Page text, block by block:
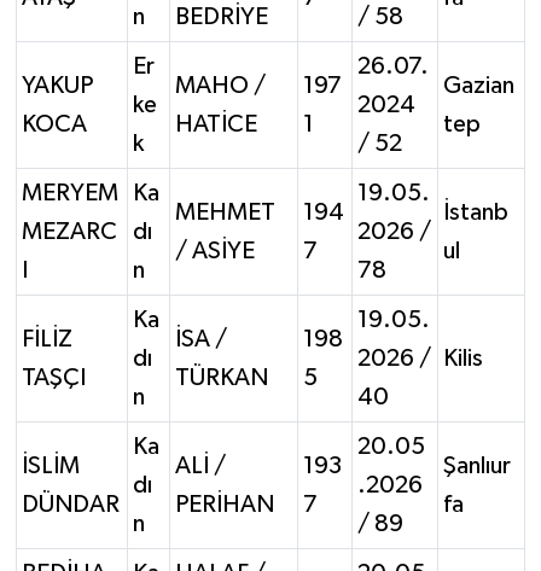
n
BEDRİYE
/ 58
YAKUP
KOCA
Er
ke
k
MAHO /
HATİCE
197
1
26.07.
2024
/ 52
Gazian
tep
MERYEM
MEZARC
Ka
dı
n
MEHMET
/ ASİYE
194
7
19.05.
2026 /
78
İstanb
ul
FİLİZ
TAŞÇI
Ka
dı
n
İSA /
TÜRKAN
198
5
19.05.
2026 /
40
Kilis
İSLİM
DÜNDAR
Ka
dı
n
ALİ /
PERİHAN
193
7
20.05
.2026
/ 89
Şanlıur
fa